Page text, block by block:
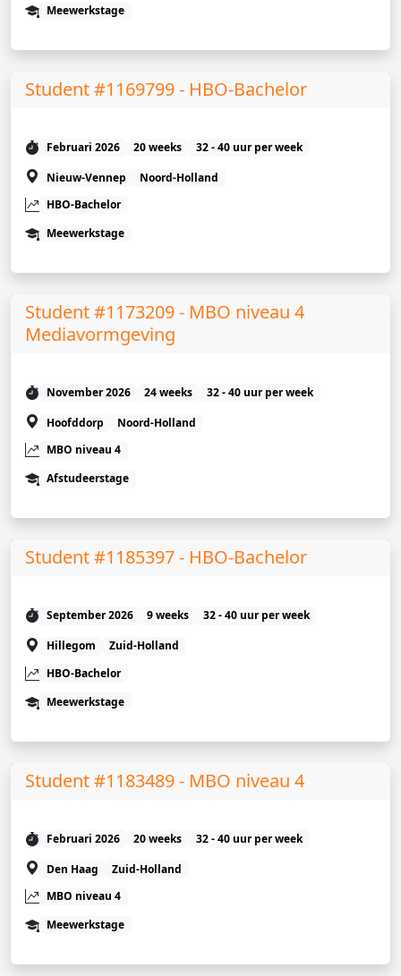
Meewerkstage
Student #1169799 - HBO-Bachelor
Februari 2026 20 weeks
32 - 40 uur per week
Nieuw-Vennep
Noord-Holland
HBO-Bachelor
Meewerkstage
Student #1173209 - MBO niveau 4
Mediavormgeving
November 2026 24 weeks
32 - 40 uur per week
Hoofddorp
Noord-Holland
MBO niveau 4
Afstudeerstage
Student #1185397 - HBO-Bachelor
September 2026 9 weeks
32 - 40 uur per week
Hillegom
Zuid-Holland
HBO-Bachelor
Meewerkstage
Student #1183489 - MBO niveau 4
Februari 2026 20 weeks
32 - 40 uur per week
Den Haag
Zuid-Holland
MBO niveau 4
Meewerkstage